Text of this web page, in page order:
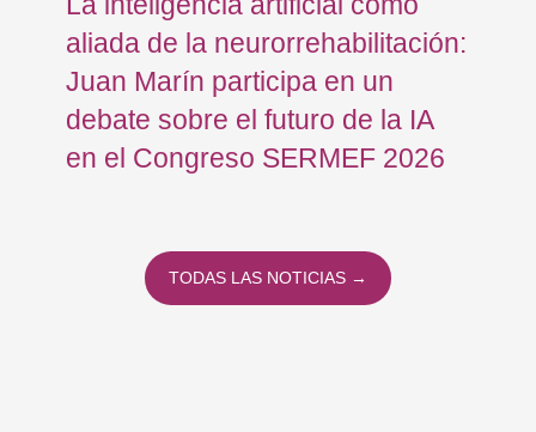
aliada de la neurorrehabilitación:
Juan Marín participa en un
debate sobre el futuro de la IA
en el Congreso SERMEF 2026
TODAS LAS NOTICIAS →